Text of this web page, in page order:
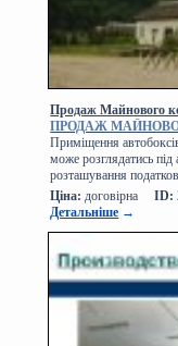
Продаж Майнового
ПРОДАЖ
Приміщення
може розглядатись під
розташування
Ціна: договірна ID:
Детальніше →